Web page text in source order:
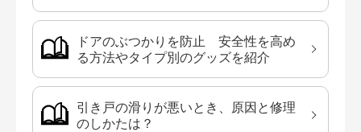
ドアのぶつかりを防止 安全性を高め
る方法やタイプ別のグッズを紹介
引き戸の滑りが悪いとき、原因と修理
のしかたは？